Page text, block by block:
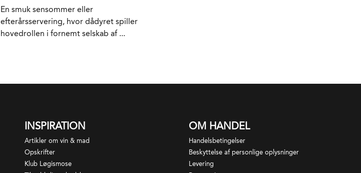
En smuk sensommer eller
efterårsservering, hvor dådyret spiller
hovedrollen i fornemt selskab af ...
INSPIRATION
Artikler om vin & mad
Opskrifter
Klub Løgismose
OM HANDEL
Handelsbetingelser
Beskyttelse af personlige oplysninger
Levering